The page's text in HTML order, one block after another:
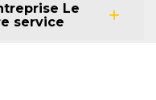
Le
service